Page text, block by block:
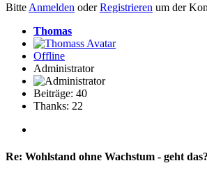
Bitte Anmelden oderRegistrieren um der
Thomas
Offline
Administrator
Beiträge: 40
Thanks: 22
Re: Wohlstand ohne Wachstum - geht das?